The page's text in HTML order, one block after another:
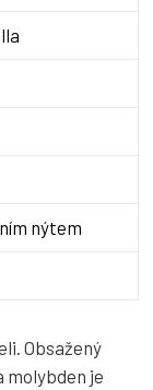
nýtem
Obsažený
molybden je